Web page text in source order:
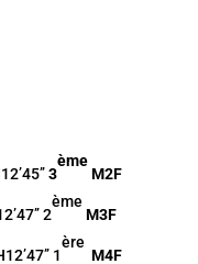
3
ème
M2F
2
ème
M3F
1
ère
M4F